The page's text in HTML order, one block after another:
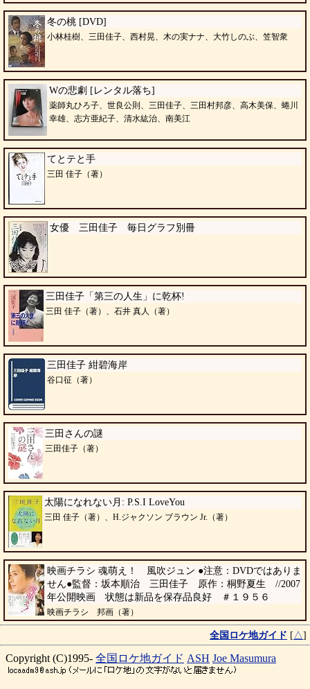
冬の桃 [DVD]
小林桂樹、三田佳子、西村晃、木の実ナナ、大竹しのぶ、笠智衆
Wの悲劇 [レンタル落ち]
薬師丸ひろ子、世良公則、三田佳子、三田村邦彦、高木美保、蜷川
幸雄、志方亜紀子、清水紘治、南美江
てとテと手
三田 佳子（著）
女優 三田佳子 毎日グラフ別冊
三田佳子「第三の人生」に乾杯!
三田 佳子（著）、石井 真人（著）
三田佳子 紺碧海岸
谷口征（著）
三田さんの謎
三田佳子（著）
太陽になれない月: P.S.I LoveYou
三田 佳子（著）、H.ジャクソン ブラウン Jr.（著）
映画チラシ 魂萌え！ 風吹ジュン ●注意：DVDではありま
せん●監督：坂本順治 三田佳子 原作：桐野夏生 //2007
年公開映画 状態は新品を保存品良好 ＃１９５６
映画チラシ 邦画（著）
全国ロケ地ガイド [△]
Copyright (C)1995- 全国ロケ地ガイド ASH Joe Masumura